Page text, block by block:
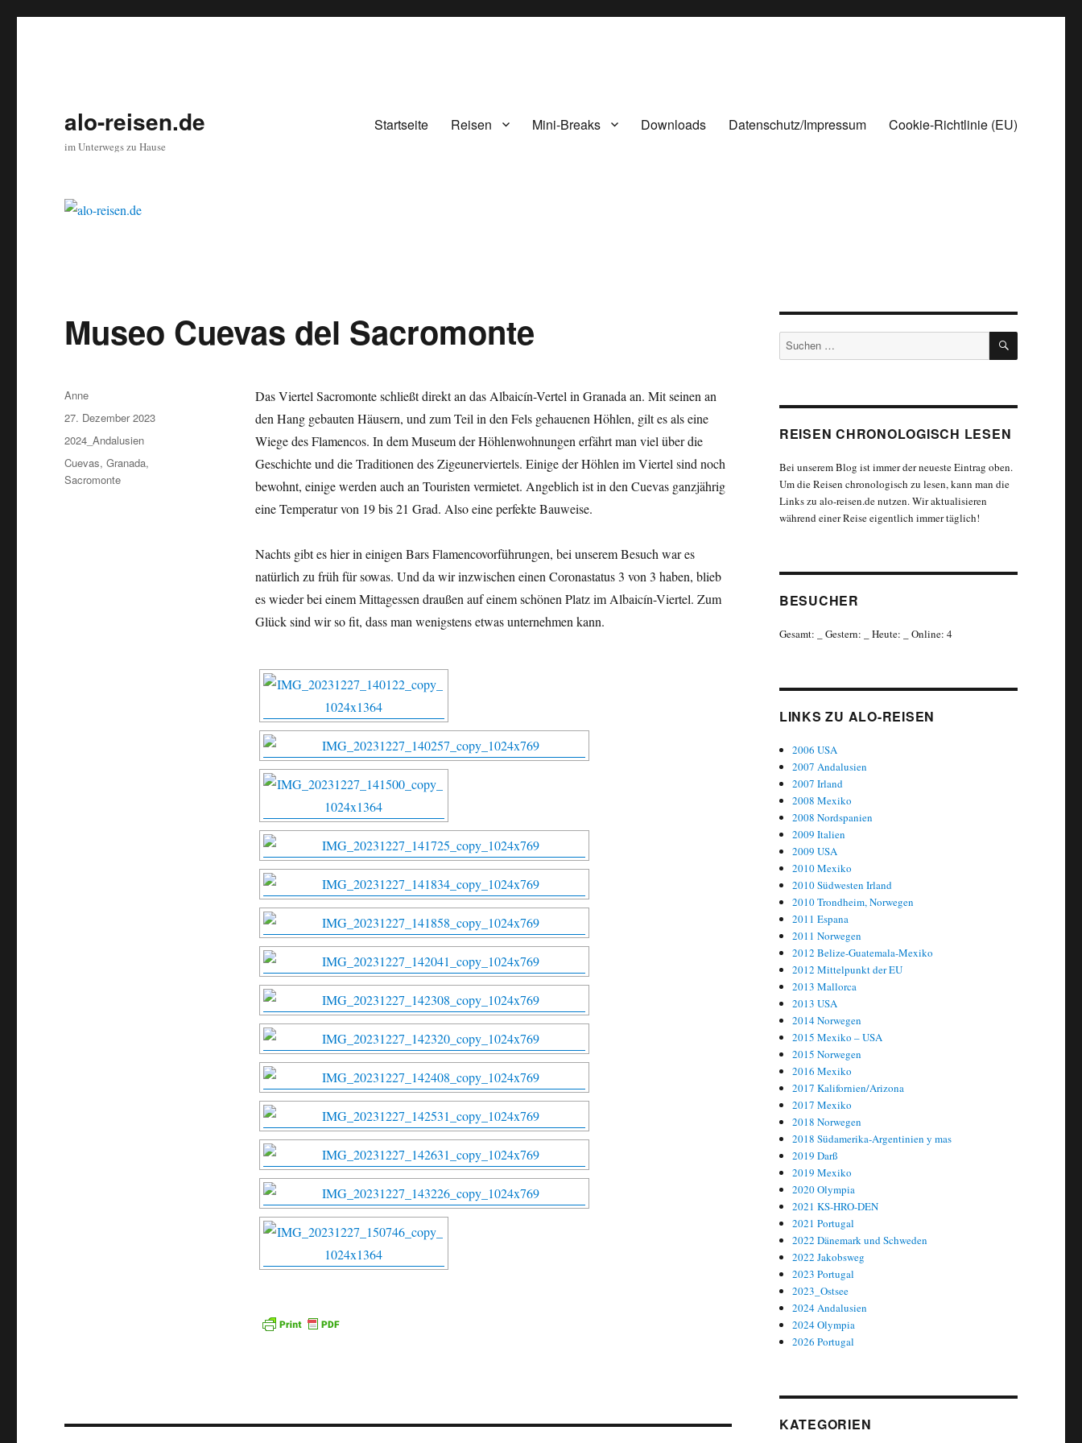
alo-reisen.de
im Unterwegs zu Hause
Startseite Reisen Mini-Breaks Downloads Datenschutz/Impressum Cookie-Richtlinie (EU)
Museo Cuevas del Sacromonte
Das Viertel Sacromonte schließt direkt an das Albaicín-Vertel in Granada an. Mit seinen an
den Hang gebauten Häusern, und zum Teil in den Fels gehauenen Höhlen, gilt es als eine
Wiege des Flamencos. In dem Museum der Höhlenwohnungen erfährt man viel über die
Geschichte und die Traditionen des Zigeunerviertels. Einige der Höhlen im Viertel sind noch
bewohnt, einige werden auch an Touristen vermietet. Angeblich ist in den Cuevas ganzjährig
eine Temperatur von 19 bis 21 Grad. Also eine perfekte Bauweise.
Nachts gibt es hier in einigen Bars Flamencovorführungen, bei unserem Besuch war es
natürlich zu früh für sowas. Und da wir inzwischen einen Coronastatus 3 von 3 haben, blieb
es wieder bei einem Mittagessen draußen auf einem schönen Platz im Albaicín-Viertel. Zum
Glück sind wir so fit, dass man wenigstens etwas unternehmen kann.
Autor
Anne
Veröffentlicht
am
27. Dezember 2023
Kategorien
2024_Andalusien
Schlagwörter
Cuevas,Granada,
Sacromonte
Suchen
nach:
SUCHEN
REISEN CHRONOLOGISCH LESEN
Bei unserem Blog ist immer der neueste Eintrag oben.
Um die Reisen chronologisch zu lesen, kann man die
Links zu alo-reisen.de nutzen. Wir aktualisieren
während einer Reise eigentlich immer täglich!
BESUCHER
Gesamt: Gestern: Heute: Online: 4
LINKS ZU ALO-REISEN
2006 USA
2007 Andalusien
2007 Irland
2008 Mexiko
2008 Nordspanien
2009 Italien
2009 USA
2010 Mexiko
2010 Südwesten Irland
2010 Trondheim, Norwegen
2011 Espana
2011 Norwegen
2012 Belize-Guatemala-Mexiko
2012 Mittelpunkt der EU
2013 Mallorca
2013 USA
2014 Norwegen
2015 Mexiko – USA
2015 Norwegen
2016 Mexiko
2017 Kalifornien/Arizona
2017 Mexiko
2018 Norwegen
2018 Südamerika-Argentinien y mas
2019 Darß
2019 Mexiko
2020 Olympia
2021 KS-HRO-DEN
2021 Portugal
2022 Dänemark und Schweden
2022 Jakobsweg
2023 Portugal
2023_Ostsee
2024 Andalusien
2024 Olympia
2026 Portugal
KATEGORIEN